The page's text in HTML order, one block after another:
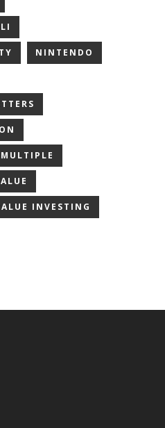
NINTENDO
INVESTING